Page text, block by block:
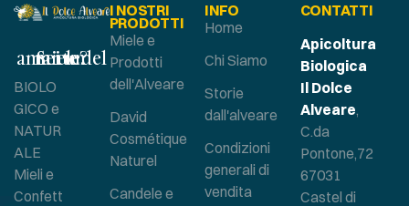
I NOSTRI
PRODOTTI
Miele e
Prodotti
dell'Alveare
David
Cosmétique
Naturel
Candele e
INFO
Home
Chi Siamo
Storie
dall'alveare
Condizioni
generali di
vendita
Sei un amante del miele?
BIOLO
GICO e
NATUR
ALE
Mieli e
Confett
CONTATTI
Apicoltura
Biologica
Il Dolce
Alveare,
C.da
Pontone,72
67031
Castel di